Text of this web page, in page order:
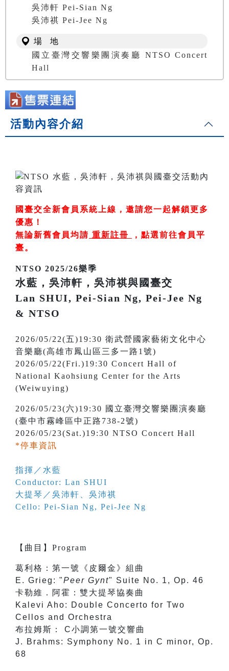
吳沛軒 Pei-Sian Ng
吳沛祺 Pei-Jee Ng
場 地
國立臺灣交響樂團演奏廳 NTSO Concert
Hall
活動內容介紹
國臺交全新會員系統上線，邀請您一起解鎖更多
優惠！
無論新舊會員均請 重新註冊 ， 點選前往會員平
臺。
NTSO 2025/26樂季
水藍，吳沛軒，吳沛祺與國臺交
Lan SHUI, Pei-Sian Ng, Pei-Jee Ng
& NTSO
2026/05/22(五)19:30 衛武營國家藝術文化中心
音樂廳(高雄市鳳山區三多一路1號)
2026/05/22(Fri.)19:30 Concert Hall of
National Kaohsiung Center for the Arts
(Weiwuying)
2026/05/23(六)19:30 國立臺灣交響樂團演奏廳
(臺中市霧峰區中正路738-2號)
2026/05/23(Sat.)19:30 NTSO Concert Hall
*停車資訊
指揮／水藍
Conductor: Lan SHUI
大提琴／ 吳沛軒
吳沛祺
Cello: Pei-Sian Ng, Pei-Jee Ng
【 曲目 】 Program
葛利格：第一號《皮爾金》組曲
E. Grieg: "Peer Gynt" Suite No. 1, Op. 46
卡勒維．阿霍：雙大提琴協奏曲
Kalevi Aho: Double Concerto for Two
Cellos and Orchestra
布拉姆斯： C小調第一號交響曲
J. Brahms: Symphony No. 1 in C minor, Op.
68